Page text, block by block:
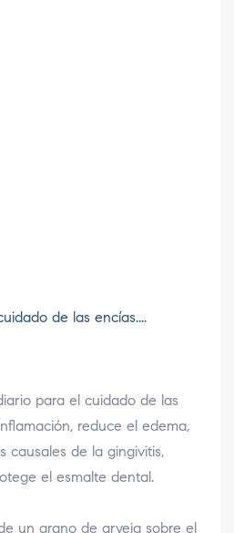
de las encías....
para el cuidado de las
reduce el edema,
causales de la gingivitis,
el esmalte dental.
un grano de arveja sobre el